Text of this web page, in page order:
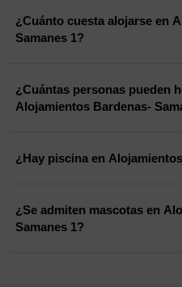
¿Cuánto cuesta alojarse en
Samanes 1?
¿Cuántas personas pueden
Alojamientos Bardenas-
¿Hay piscina en
¿Se admiten mascotas en
Samanes 1?